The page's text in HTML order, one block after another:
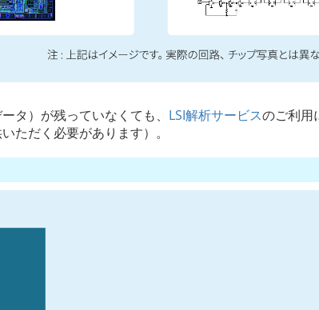
タ）が残っていなくても、 LSI解析サービスのご利用
ただく必要があります）。